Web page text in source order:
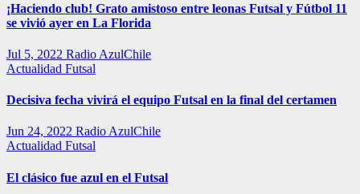
¡Haciendo club! Grato amistoso entre leonas Futsal y Fútbol 11
se vivió ayer en La Florida
Jul 5, 2022 Radio AzulChile
Actualidad Futsal
Decisiva fecha vivirá el equipo Futsal en la final del certamen
Jun 24, 2022 Radio AzulChile
Actualidad Futsal
El clásico fue azul en el Futsal